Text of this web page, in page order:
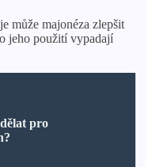
může majonéza zlepšit
jeho použití vypadají
pro